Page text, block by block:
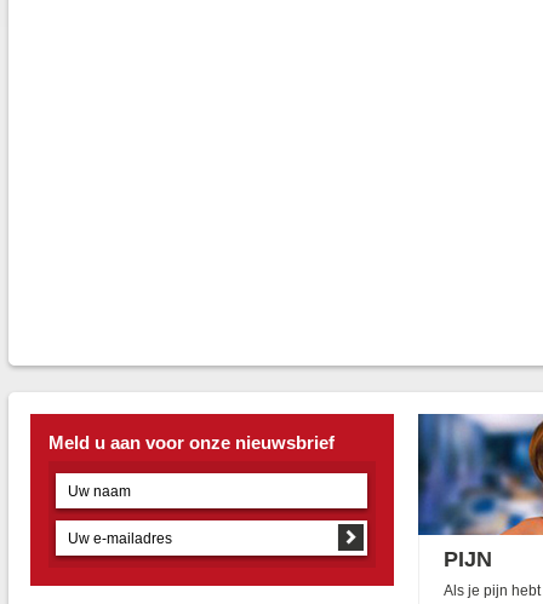
Meld u aan voor onze nieuwsbrief
PIJN
Als je pijn